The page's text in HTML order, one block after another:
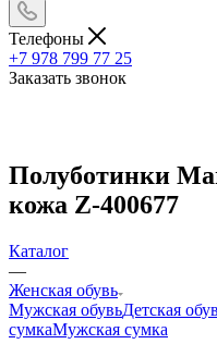
Телефоны
+7 978 799 77 25
Заказать звонок
Полуботинки
кожа Z-400677
Каталог
—
Женская обувь
Мужская обувьДетская
сумкаМужская сумка